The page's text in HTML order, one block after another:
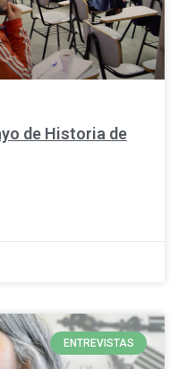
de Historia de
ENTREVISTAS